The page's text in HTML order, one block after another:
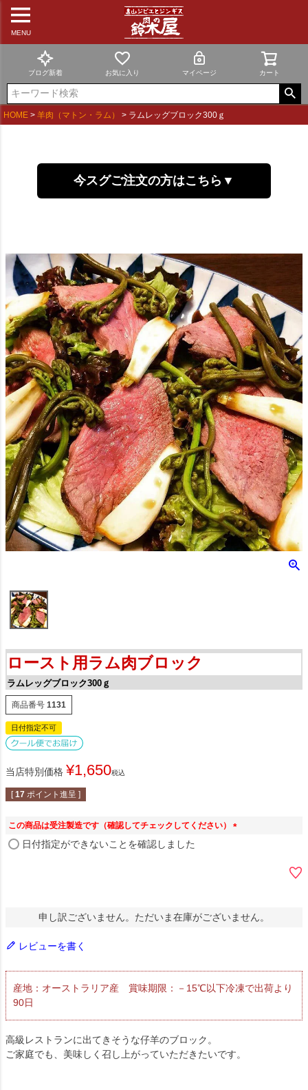
MENU
ブログ新着 お気に入り マイページ カート
HOME 羊肉（マトン・ラム） ラムレッグブロック300ｇ
今スグご注文の方はこちら▼
ロースト用ラム肉ブロック
ラムレッグブロック300ｇ
商品番号 1131
日付指定不可
当店特別価格 ¥1,650税込
[ 17 ポイント進呈 ]
この商品は受注製造です（確認してチェックしてください）
日付指定ができないことを確認しました
申し訳ございません。ただいま在庫がございません。
レビューを書く
産地：オーストラリア産 賞味期限：－15℃以下冷凍で出荷より
90日
高級レストランに出てきそうな仔羊のブロック。
ご家庭でも、美味しく召し上がっていただきたいです。